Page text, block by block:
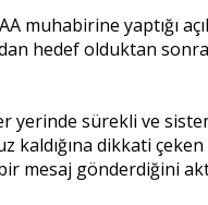
muhabirine yaptığı
hedef olduktan sonra
yerinde sürekli ve
kaldığına dikkati
mesaj gönderdiğini